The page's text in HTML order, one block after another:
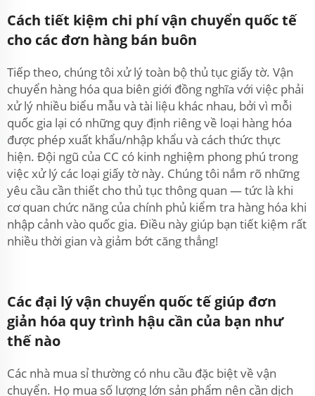
Cách tiết kiệm chi phí vận chuyển quốc tế
cho các đơn hàng bán buôn
Tiếp theo, chúng tôi xử lý toàn bộ thủ tục giấy tờ. Vận
chuyển hàng hóa qua biên giới đồng nghĩa với việc phải
xử lý nhiều biểu mẫu và tài liệu khác nhau, bởi vì mỗi
quốc gia lại có những quy định riêng về loại hàng hóa
được phép xuất khẩu/nhập khẩu và cách thức thực
hiện. Đội ngũ của CC có kinh nghiệm phong phú trong
việc xử lý các loại giấy tờ này. Chúng tôi nắm rõ những
yêu cầu cần thiết cho thủ tục thông quan — tức là khi
cơ quan chức năng của chính phủ kiểm tra hàng hóa khi
nhập cảnh vào quốc gia. Điều này giúp bạn tiết kiệm rất
nhiều thời gian và giảm bớt căng thẳng!
Các đại lý vận chuyển quốc tế giúp đơn
giản hóa quy trình hậu cần của bạn như
thế nào
Các nhà mua sỉ thường có nhu cầu đặc biệt về vận
chuyển. Họ mua số lượng lớn sản phẩm nên cần dịch